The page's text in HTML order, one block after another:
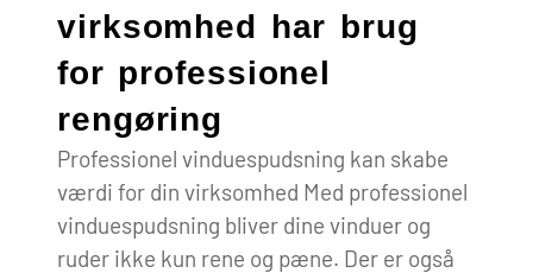
virksomhed har brug
for professionel
rengøring
Professionel vinduespudsning kan skabe
værdi for din virksomhed Med professionel
vinduespudsning bliver dine vinduer og
ruder ikke kun rene og pæne. Der er også